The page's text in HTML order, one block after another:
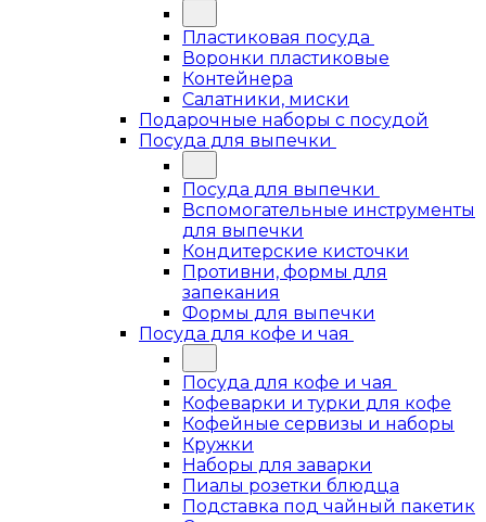
Пластиковая посуда
Воронки пластиковые
Контейнера
Салатники, миски
Подарочные наборы с посудой
Посуда для выпечки
Посуда для выпечки
Вспомогательные инструменты
для выпечки
Кондитерские кисточки
Противни, формы для
запекания
Формы для выпечки
Посуда для кофе и чая
Посуда для кофе и чая
Кофеварки и турки для кофе
Кофейные сервизы и наборы
Кружки
Наборы для заварки
Пиалы розетки блюдца
Подставка под чайный пакетик